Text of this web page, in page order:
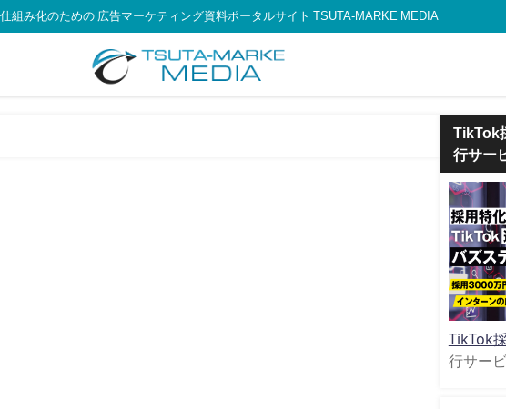
組み化のための 広告マーケティング資料ポータルサイト TSUTA-MARKE MEDIA
TikTok
行サー
TikTok
行サー